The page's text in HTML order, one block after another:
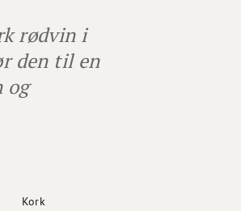
rødvin i
den til en
og
Kork